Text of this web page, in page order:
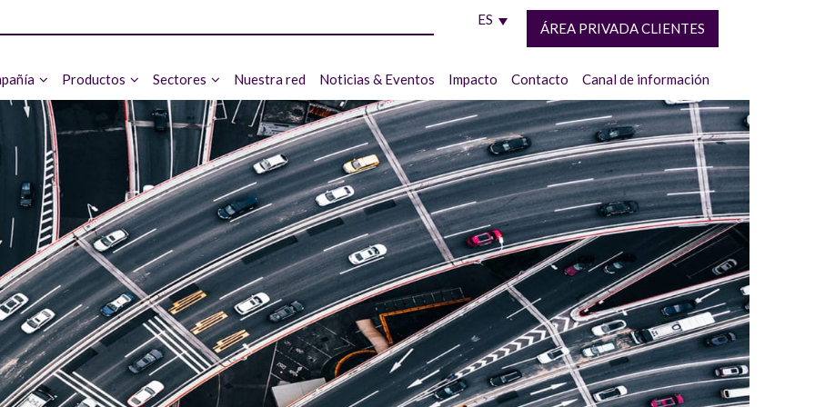
ES
ÁREA PRIVADA CLIENTES
Productos Sectores Nuestra red Noticias & Eventos Impacto Contacto Canal de información